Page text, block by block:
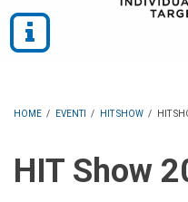
HOME / EVENTI / HIT SHOW / HIT
HIT Show